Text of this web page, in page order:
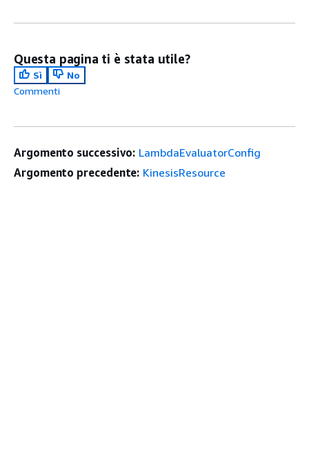
Questa pagina ti è stata utile?
Sì
No
Commenti
Argomento successivo: LambdaEvaluatorConfig
Argomento precedente: KinesisResource